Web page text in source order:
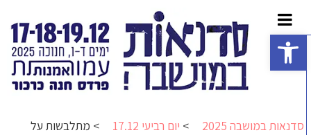
פתח סרגל נגישות
סדנאות במושבה 2025 >יום רביעי 17.12 >מתלבשות על